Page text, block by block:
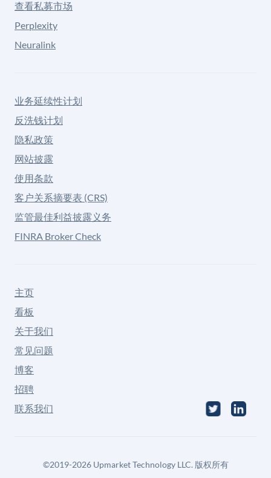
查看私募市场
Perplexity
Neuralink
业务延续性计划
反洗钱计划
隐私政策
网站披露
使用条款
客户关系摘要表 (CRS)
监管最佳利益披露义务
FINRA Broker Check
主页
看板
关于我们
常见问题
博客
招聘
联系我们
©2019-2026Upmarket Technology LLC. 版权所有